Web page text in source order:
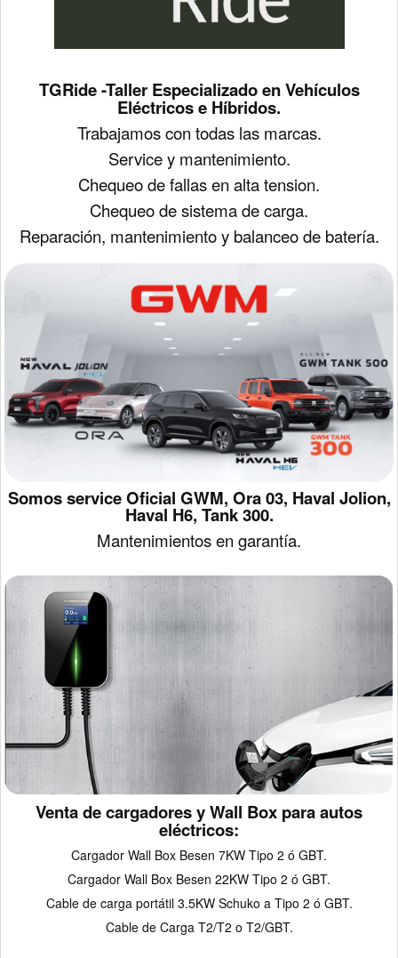
TGRide -Taller Especializado en Vehículos
Eléctricos e Híbridos.
Trabajamos con todas las marcas.
Service y mantenimiento.
Chequeo de fallas en alta tension.
Chequeo de sistema de carga.
Reparación, mantenimiento y balanceo de batería.
Somos service Oficial GWM, Ora 03, Haval Jolion,
Haval H6, Tank 300.
Mantenimientos en garantía.
Venta de cargadores y Wall Box para autos
eléctricos:
Cargador Wall Box Besen 7KW Tipo 2 ó GBT.
Cargador Wall Box Besen 22KW Tipo 2 ó GBT.
Cable de carga portátil 3.5KW Schuko a Tipo 2 ó GBT.
Cable de Carga T2/T2 o T2/GBT.